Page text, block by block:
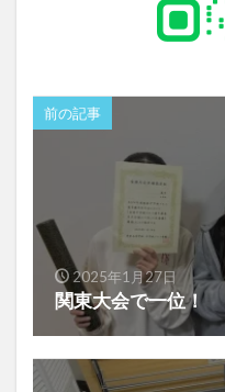
前の記事
2025年1月27日
関東大会で一位！